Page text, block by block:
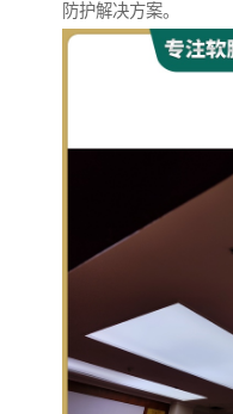
防护解决方案。